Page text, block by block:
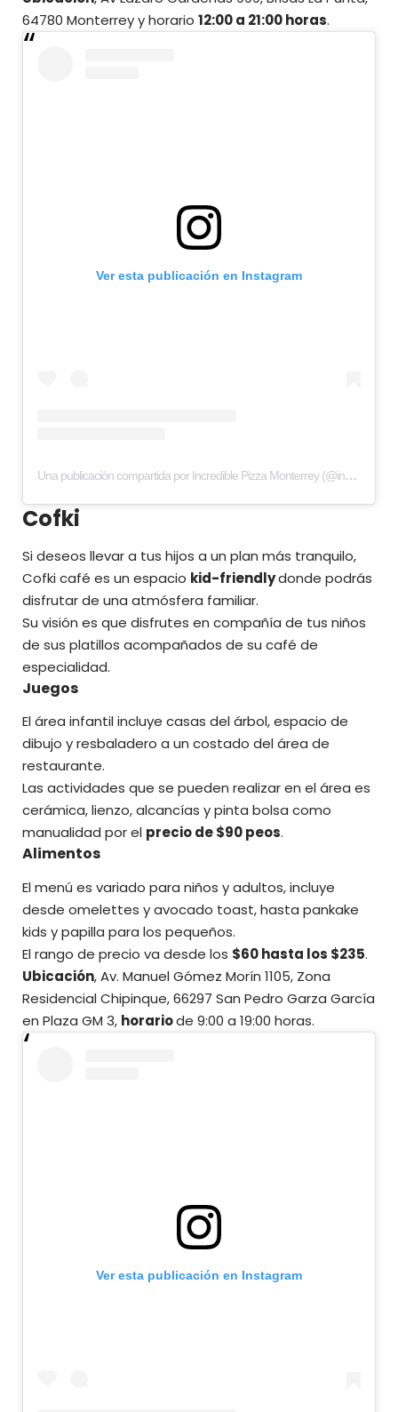
64780 Monterrey y horario 12:00 a 21:00 horas.
Ver esta publicación en Instagram
Una publicación compartida por Incredible Pizza Monterrey (@incrediblepizzamty)
Cofki
Si deseos llevar a tus hijos a un plan más tranquilo,
Cofkicafé es un espacio kid-friendlydonde podrás
disfrutar de una atmósfera familiar.
Su visión es que disfrutes en compañía de tus niños
de sus platillos acompañados de su café de
especialidad.
Juegos
El área infantil incluye casas del árbol, espacio de
dibujo y resbaladero a un costado del área de
restaurante.
Las actividades que se pueden realizar en el área es
cerámica, lienzo, alcancías y pinta bolsa como
manualidad por el precio de $90 peos.
Alimentos
El menú es variado para niños y adultos, incluye
desde omelettes y avocado toast, hasta pankake
kids y papilla para los pequeños.
El rango de precio va desde los $60 hasta los $235.
Ubicación, Av. Manuel Gómez Morín 1105, Zona
Residencial Chipinque, 66297 San Pedro Garza García
en Plaza GM 3, horariode 9:00 a 19:00 horas.
Ver esta publicación en Instagram